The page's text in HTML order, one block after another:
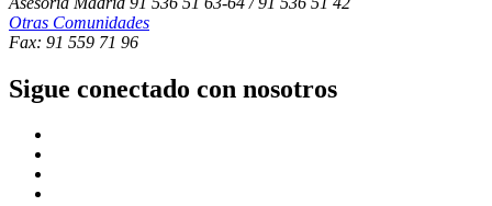
Otras Comunidades
Fax: 91 559 71 96
Sigue conectado con nosotros